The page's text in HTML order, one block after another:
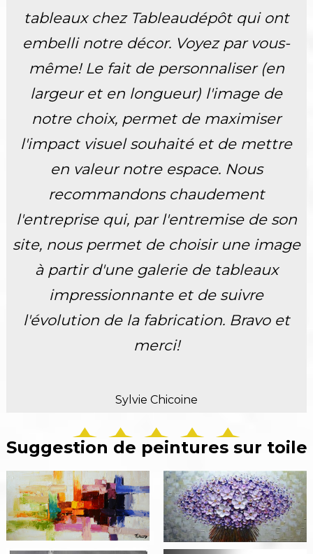
tableaux chez Tableaudépôt qui ont
embelli notre décor. Voyez par vous-
même! Le fait de personnaliser (en
largeur et en longueur) l'image de
notre choix, permet de maximiser
l'impact visuel souhaité et de mettre
en valeur notre espace. Nous
recommandons chaudement
l'entreprise qui, par l'entremise de son
site, nous permet de choisir une image
à partir d'une galerie de tableaux
impressionnante et de suivre
l'évolution de la fabrication. Bravo et
merci!
Sylvie Chicoine
Suggestion de peintures sur toile